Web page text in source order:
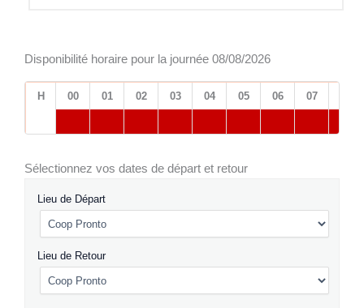
Disponibilité horaire pour la journée 08/08/2026
H 00 01 02 03 04 05 06 07
Sélectionnez vos dates de départ et retour
Lieu de Départ
Lieu de Retour